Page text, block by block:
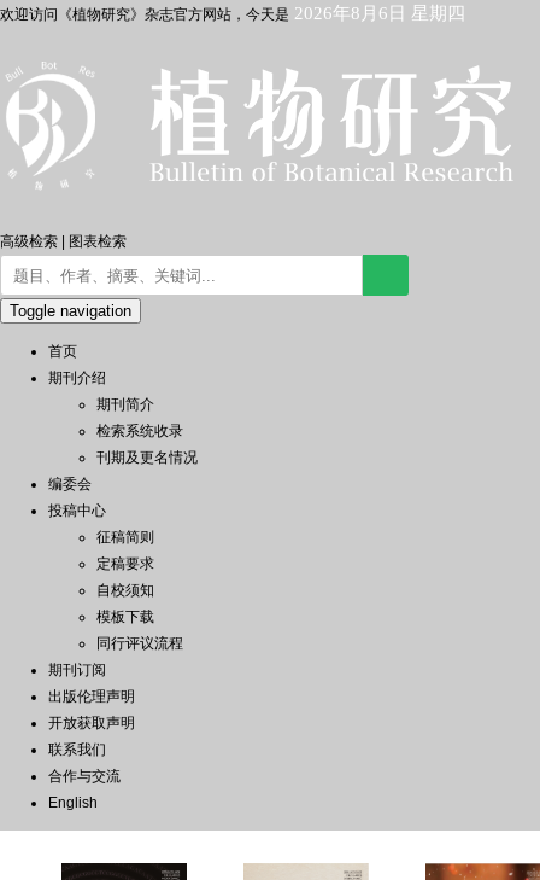
欢迎访问《植物研究》杂志官方网站，今天是 2026年8月6日 星期四
高级检索 图表检索
Toggle navigation
首页
期刊介绍
期刊简介
检索系统收录
刊期及更名情况
编委会
投稿中心
征稿简则
定稿要求
自校须知
模板下载
同行评议流程
期刊订阅
出版伦理声明
开放获取声明
联系我们
合作与交流
English